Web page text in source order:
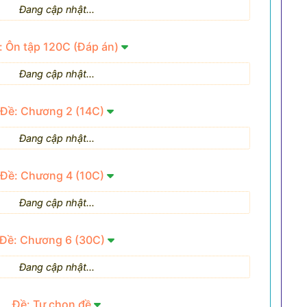
Đang cập nhật...
Ôn tập 120C (Đáp án)
Đang cập nhật...
Đề: Chương 2 (14C)
Đang cập nhật...
Đề: Chương 4 (10C)
Đang cập nhật...
Chương 6 (30C)
Đang cập nhật...
Đề: Tự chọn đề